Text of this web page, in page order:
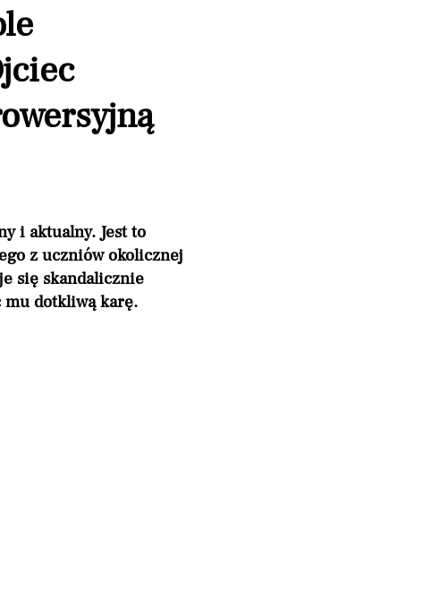
i aktualny. Jest to
z uczniów okolicznej
się skandalicznie
mu dotkliwą karę.